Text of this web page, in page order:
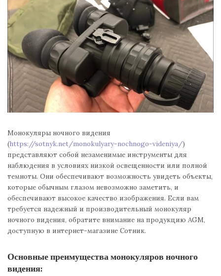
Монокуляры ночного видения
(https://sotnyk.net/monokulyary-nochnogo-videniya/)
представляют собой незаменимые инструменты для
наблюдения в условиях низкой освещенности или полной
темноты. Они обеспечивают возможность увидеть объекты,
которые обычным глазом невозможно заметить, и
обеспечивают высокое качество изображения. Если вам
требуется надежный и производительный монокуляр
ночного видения, обратите внимание на продукцию AGM,
доступную в интернет-магазине Сотник.
Основные преимущества монокуляров ночного
видения: